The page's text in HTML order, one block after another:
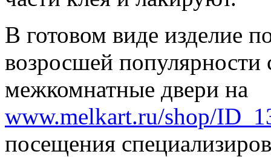
В готовом виде изделие
возросшей популярности
межкомнатные двери на
www.melkart.ru/shop/
посещения